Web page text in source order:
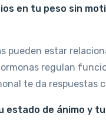
en tu peso sin
pueden estar
regulan
te da respuestas
estado de ánimo y